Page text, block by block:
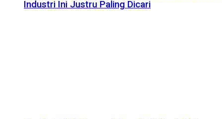
Industri Ini Justru Paling Dicari